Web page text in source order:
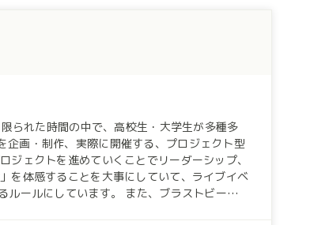
画・制作、実際に開催する、プロジェクト型
。 また、ブラストビート